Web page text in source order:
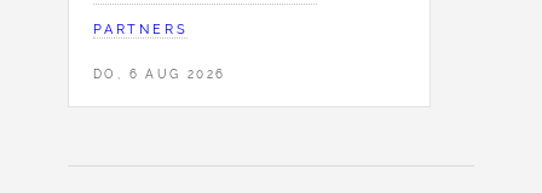
PARTNERS
DO, 6 AUG 2026